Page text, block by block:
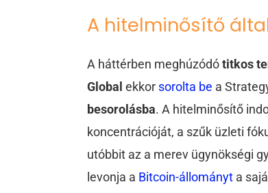
A hitelminősítő
A háttérben meghúzódótitkos
Global ekkor sorolta be a
besorolásba. A hitelminősítő
koncentrációját, a szűk üzleti
utóbbit az a merev ügynökségi
levonja a Bitcoin-állományt a